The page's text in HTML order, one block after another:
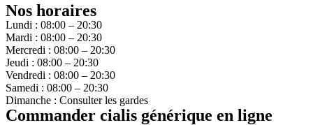
Nos horaires
Lundi : 08:00 – 20:30
Mardi : 08:00 – 20:30
Mercredi : 08:00 – 20:30
Jeudi : 08:00 – 20:30
Vendredi : 08:00 – 20:30
Samedi : 08:00 – 20:30
Dimanche : Consulter les gardes
Commander cialis générique en ligne